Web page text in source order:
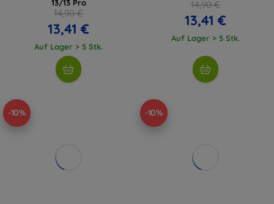
13/13 Pro
14,90 €
13,41 €
Auf Lager > 5 Stk.
14,90 €
13,41 €
Auf Lager > 5 Stk.
-10% -10%